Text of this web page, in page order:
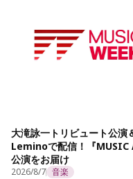
大滝詠一トリビュート公
Leminoで配信！『MUSIC
公演をお届け
2026/8/7 音楽